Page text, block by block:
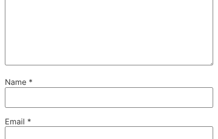
Name *
Email *